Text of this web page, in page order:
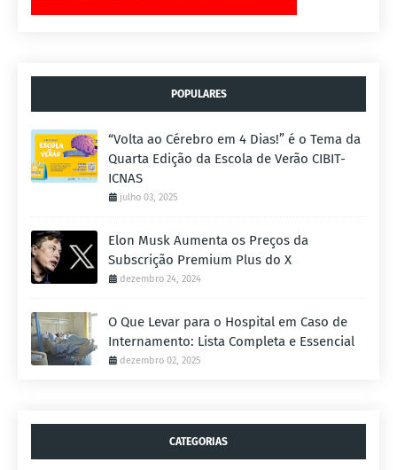
POPULARES
“Volta ao Cérebro em 4 Dias!” é o Tema da
Quarta Edição da Escola de Verão CIBIT-
ICNAS
julho 03, 2025
Elon Musk Aumenta os Preços da
Subscrição Premium Plus do X
dezembro 24, 2024
O Que Levar para o Hospital em Caso de
Internamento: Lista Completa e Essencial
dezembro 02, 2025
CATEGORIAS